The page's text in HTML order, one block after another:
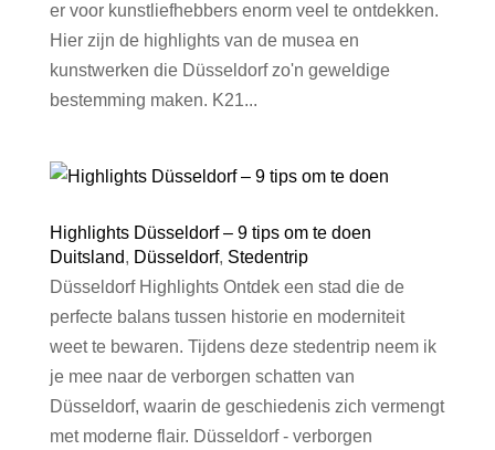
er voor kunstliefhebbers enorm veel te ontdekken.
Hier zijn de highlights van de musea en
kunstwerken die Düsseldorf zo'n geweldige
bestemming maken. K21...
Highlights Düsseldorf – 9 tips om te doen
Duitsland, Düsseldorf, Stedentrip
Düsseldorf Highlights Ontdek een stad die de
perfecte balans tussen historie en moderniteit
weet te bewaren. Tijdens deze stedentrip neem ik
je mee naar de verborgen schatten van
Düsseldorf, waarin de geschiedenis zich vermengt
met moderne flair. Düsseldorf - verborgen